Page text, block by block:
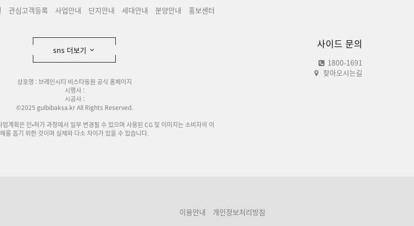
관심고객등록 사업안내 단지안내 세대안내 분양안내 홍보센터
사이드 문의
1800-1691
찾아오시는길
sns 더보기
상호명 : 브레인시티 비스타동원 공식 홈페이지
시행사 :
시공사 :
©2025 gulbibaksa.kr All Rights Reserved.
계획은 인•허가 과정에서 일부 변경될 수 있으며 사용된 CG 및 이미지는 소비자의 이
해를 돕기 위한 것이며 실제와 다소 차이가 있을 수 있습니다.
이용안내 개인정보처리방침